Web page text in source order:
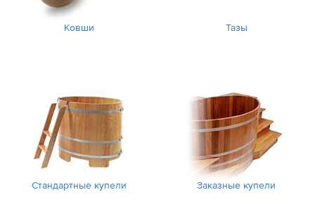
Ковши Тазы
Стандартные купели Заказные купели